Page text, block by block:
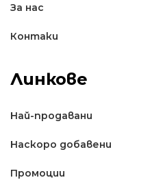
За нас
Контаки
Линкове
Най-продавани
Наскоро добавени
Промоции